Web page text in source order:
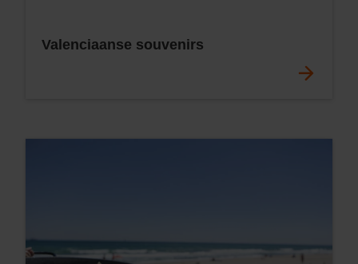
Valenciaanse souvenirs